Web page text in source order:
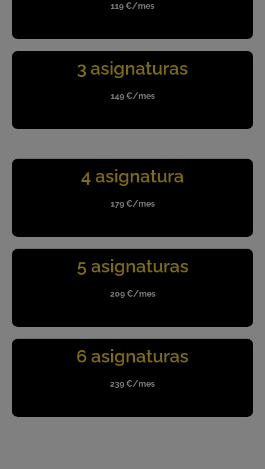
119 €/mes
3 asignaturas
149 €/mes
4 asignatura
179 €/mes
5 asignaturas
209 €/mes
6 asignaturas
239 €/mes